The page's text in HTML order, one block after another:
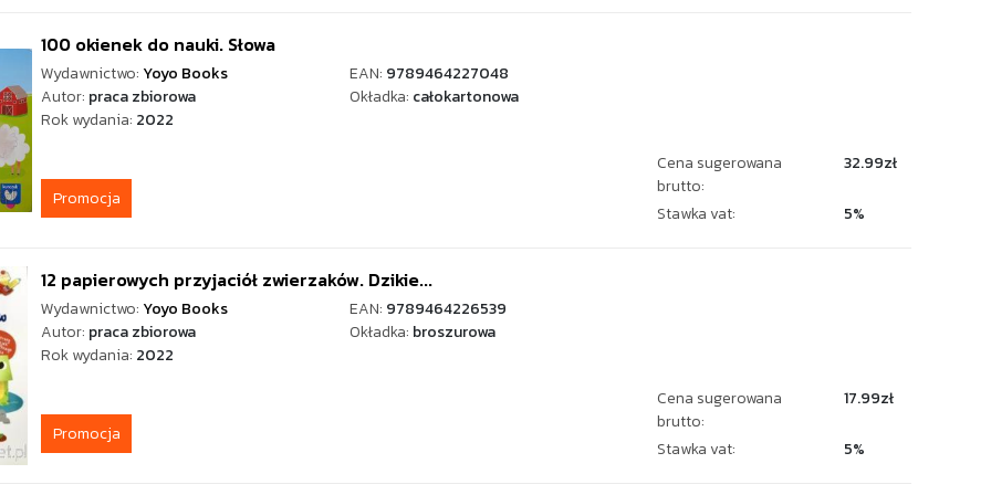
100 okienek do nauki. Słowa
Wydawnictwo: Yoyo Books EAN: 9789464227048
Autor: praca zbiorowa Okładka: całokartonowa
Rok wydania: 2022
Promocja
Cena sugerowana
brutto:
32.99zł
Stawka vat: 5%
12 papierowych przyjaciół zwierzaków. Dzikie...
Wydawnictwo: Yoyo Books EAN: 9789464226539
Autor: praca zbiorowa Okładka: broszurowa
Rok wydania: 2022
Promocja
Cena sugerowana
brutto:
17.99zł
Stawka vat: 5%